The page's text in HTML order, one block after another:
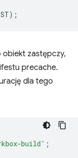
);
obiekt zastępczy,
precache.
dla tego
build' ;